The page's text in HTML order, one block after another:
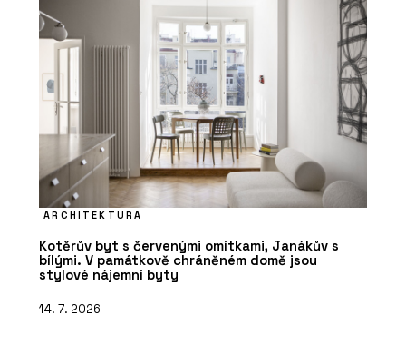
PRODUKTY
Linoleum na nábytek - Forbo Flooring
Systems
ARCHITEKTURA
Kotěrův byt s červenými omítkami, Janákův s
bílými. V památkově chráněném domě jsou
stylové nájemní byty
14. 7. 2026